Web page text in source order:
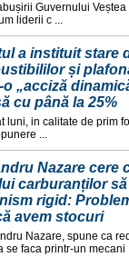
Guvernului
liderii c ...
a instituit stare
și
„acciză
cu până la 25%
luni, in calitate de prim
...
Nazare cere
carburanților
rigid:
avem stocuri
Nazare, spune ca
se faca printr-un mecani